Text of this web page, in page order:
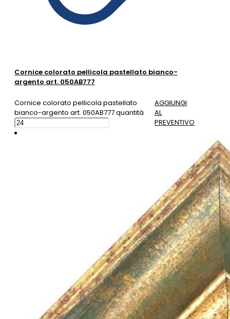
Cornice colorato pellicola pastellato bianco-
argento art. 050AB777
Cornice colorato pellicola pastellato
bianco-argento art. 050AB777 quantità
AGGIUNGI
AL
PREVENTIVO